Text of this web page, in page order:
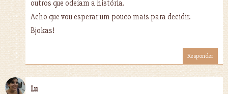
outros que odeiam a história.
Acho que vou esperar um pouco mais para decidir.
Bjokas!
Responder
Lu